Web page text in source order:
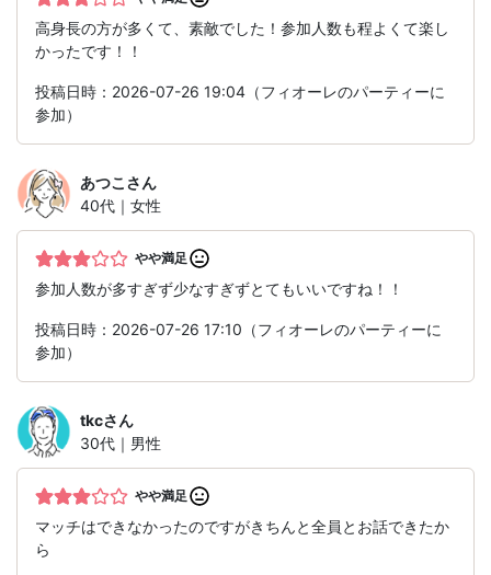
高身長の方が多くて、素敵でした！参加人数も程よくて楽し
かったです！！
投稿日時：2026-07-26 19:04（フィオーレのパーティーに
参加）
あつこ さん
40代｜女性
やや満足
参加人数が多すぎず少なすぎずとてもいいですね！！
投稿日時：2026-07-26 17:10（フィオーレのパーティーに
参加）
tkcさん
30代｜男性
やや満足
マッチはできなかったのですがきちんと全員とお話できたか
ら